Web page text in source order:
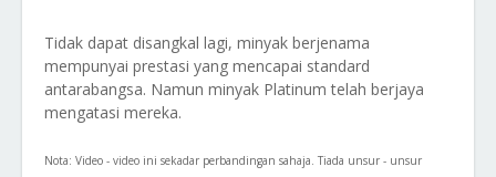
Tidak dapat disangkal lagi, minyak berjenama
mempunyai prestasi yang mencapai standard
antarabangsa. Namun minyak Platinum telah berjaya
mengatasi mereka.
Nota: Video - video ini sekadar perbandingan sahaja. Tiada unsur - unsur